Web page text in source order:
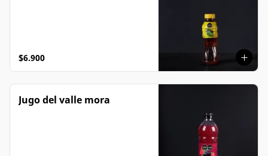
$6.900
Jugo del valle mora